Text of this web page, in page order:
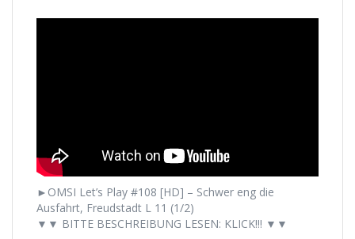
►OMSI Let’s Play #108 [HD] – Schwer eng die
Ausfahrt, Freudstadt L 11 (1/2)
▼▼ BITTE BESCHREIBUNG LESEN: KLICK!!! ▼▼